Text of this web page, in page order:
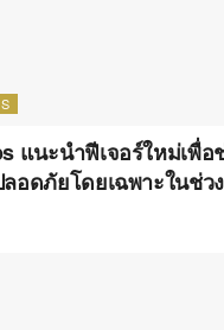
แนะนำฟีเจอร์ใหม่เพื่
อดภัยโดยเฉพาะในช่ว